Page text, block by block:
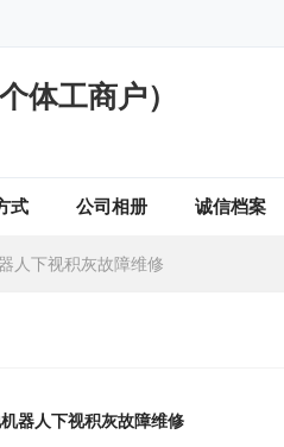
体工商户）
式 公司相册 诚信档案
人下视积灰故障维修
器人下视积灰故障维修